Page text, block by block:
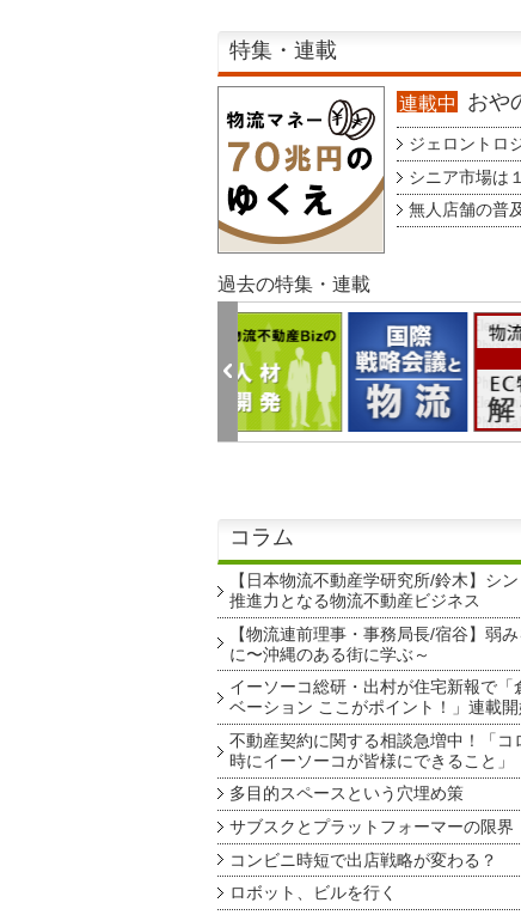
特集・連載
連載中 おや
ジェロントロ
シニア市場は
無人店舗の普
過去の特集・連載
コラム
【日本物流不動産学研究所/鈴木】シ
推進力となる物流不動産ビジネス
【物流連前理事・事務局長/宿谷】弱
に〜沖縄のある街に学ぶ～
イーソーコ総研・出村が住宅新報で「
ベーション ここがポイント！」連載
不動産契約に関する相談急増中！「コ
時にイーソーコが皆様にできること」
多目的スペースという穴埋め策
サブスクとプラットフォーマーの限界
コンビニ時短で出店戦略が変わる？
ロボット、ビルを行く